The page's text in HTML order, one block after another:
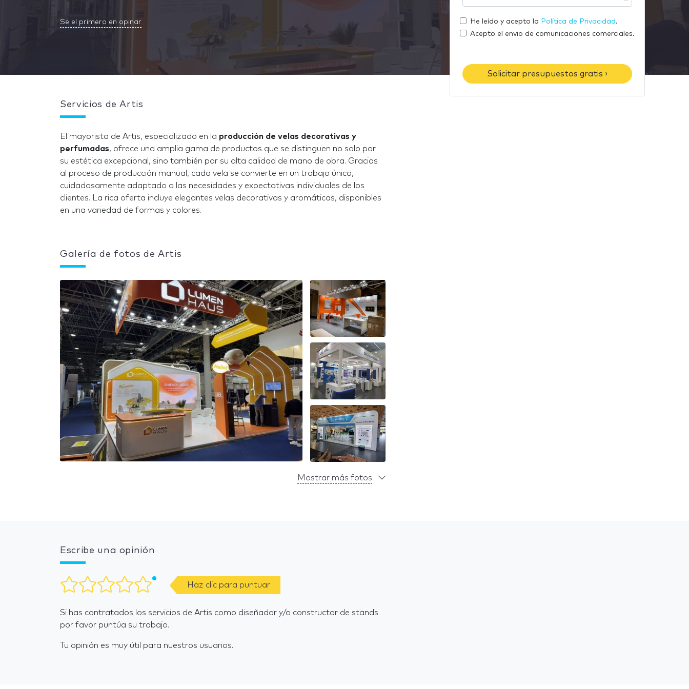
Se el primero en opinar
e
i
l
u
t
e
f
o
He leído y acepto la Política de Privacidad .
Acepto el envio de comunicaciones comerciales.
Solicitar presupuestos gratis ›
Servicios de Artis
El mayorista de Artis, especializado en la producción de velas decorativas y
perfumadas, ofrece una amplia gama de productos que se distinguen no solo por
su estética excepcional, sino también por su alta calidad de mano de obra. Gracias
al proceso de producción manual, cada vela se convierte en un trabajo único,
cuidadosamente adaptado a las necesidades y expectativas individuales de los
clientes. La rica oferta incluye elegantes velas decorativas y aromáticas, disponibles
en una variedad de formas y colores.
Galería de fotos de Artis
Mostrar más fotos
Escribe una opinión
Haz clic para puntuar
Si has contratados los servicios de Artis como diseñador y/o constructor de stands
por favor puntúa su trabajo.
Tu opinión es muy útil para nuestros usuarios.